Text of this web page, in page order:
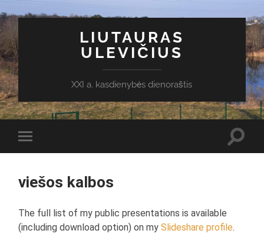
LIUTAURAS
ULEVIČIUS
XXI a. kasdienybės dienoraštis
Toggle
mobile
viešos kalbos
The full list of my public presentations is available
(including download option) on mySlideshare profile.